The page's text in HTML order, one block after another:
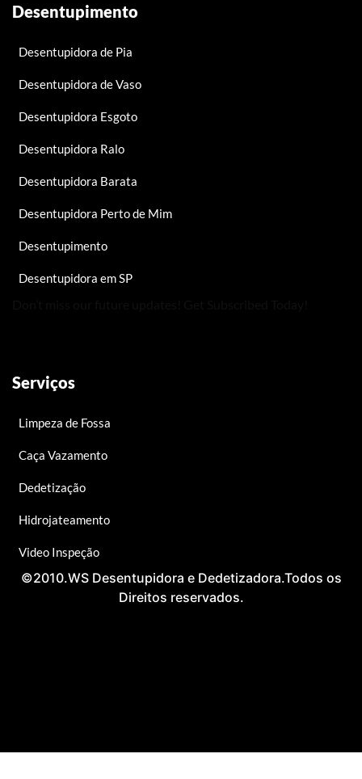
Desentupimento
Desentupidora de Pia
Desentupidora de Vaso
Desentupidora Esgoto
Desentupidora Ralo
Desentupidora Barata
Desentupidora Perto de Mim
Desentupimento
Desentupidora em SP
Serviços
Limpeza de Fossa
Caça Vazamento
Dedetização
Hidrojateamento
Video Inspeção
©2010.WS Desentupidora e Dedetizadora.Todos os
Direitos reservados.